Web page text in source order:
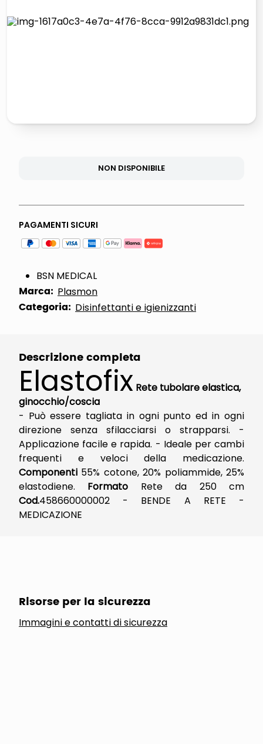
elenco telefonico
NON DISPONIBILE
PAGAMENTI SICURI
BSN MEDICAL
Marca: Plasmon
Categoria: Disinfettanti e igienizzanti
Descrizione completa
Elastofix Rete tubolare elastica,
ginocchio/coscia
- Può essere tagliata in ogni punto ed in ogni
direzione senza sfilacciarsi o strapparsi. -
Applicazione facile e rapida. - Ideale per cambi
frequenti e veloci della medicazione.
Componenti 55% cotone, 20% poliammide, 25%
elastodiene. Formato Rete da 250 cm
Cod.458660000002 - BENDE A RETE -
MEDICAZIONE
Risorse per la sicurezza
Immagini e contatti di sicurezza